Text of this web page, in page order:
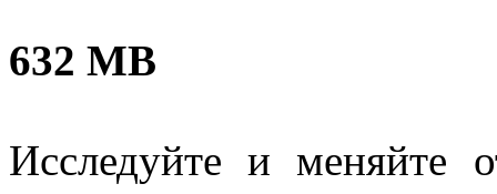
632 MB
Исследуйте и меняйте